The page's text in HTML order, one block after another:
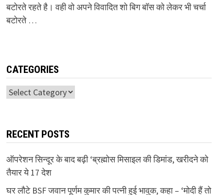
बटोरते रहते है। वही वो अपने विवादित शो बिग बॉस को लेकर भी चर्चा
बटोरते …
CATEGORIES
Categories
RECENT POSTS
ऑपरेशन सिन्दूर के बाद बढ़ी ‘ब्रह्मोस मिसाइल की डिमांड, खरीदने को
तैयार ये 17 देश
घर लौटे BSF जवान पूर्णम कुमार की पत्नी हुई भावुक, कहा – ‘मोदी हैं तो